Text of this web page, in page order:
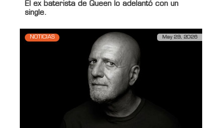
El ex baterista de Queen lo adelantó con un
single.
NOTICIAS May 29, 2026